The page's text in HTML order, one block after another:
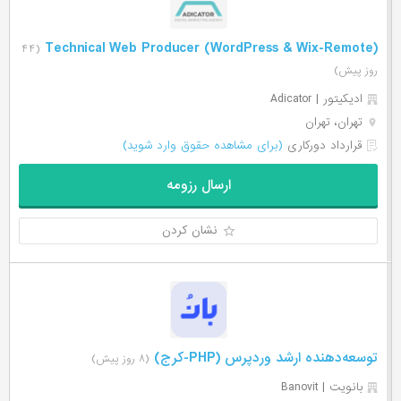
Technical Web Producer (WordPress & Wix-Remote)
(۴۴
روز پیش)
ادیکیتور | Adicator
تهران، تهران
قرارداد دورکاری (برای مشاهده حقوق وارد شوید)
ارسال رزومه
نشان کردن
توسعه‌دهنده ارشد وردپرس (PHP-کرج) (۸ روز پیش)
بانویت | Banovit